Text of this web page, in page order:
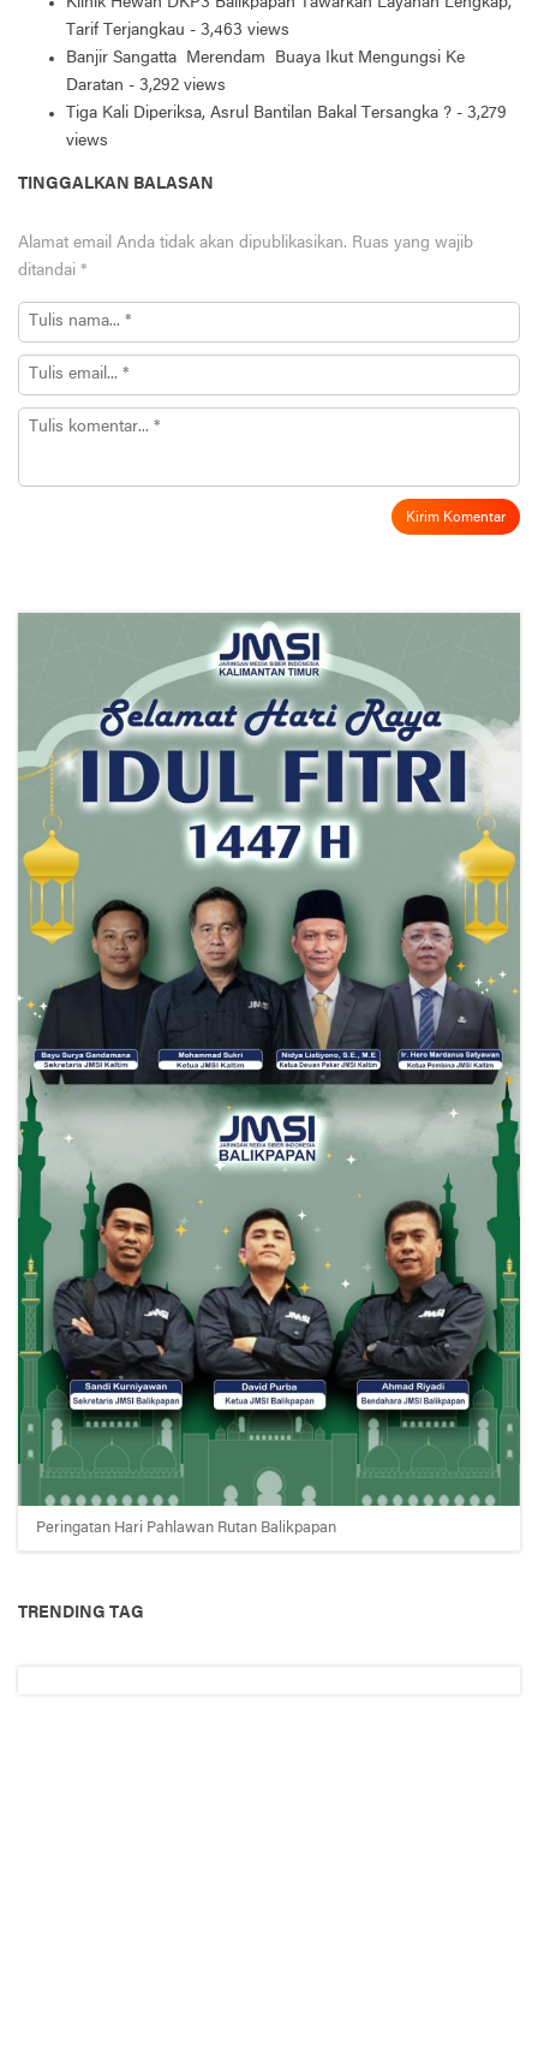
Tarif Terjangkau - 3,463 views
Banjir Sangatta Merendam Buaya Ikut Mengungsi Ke
Daratan - 3,292 views
Tiga Kali Diperiksa, Asrul Bantilan Bakal Tersangka ? - 3,279
views
TINGGALKAN BALASAN
Alamat email Anda tidak akan dipublikasikan. Ruas yang wajib
ditandai *
Peringatan Hari Pahlawan Rutan Balikpapan
TRENDING TAG